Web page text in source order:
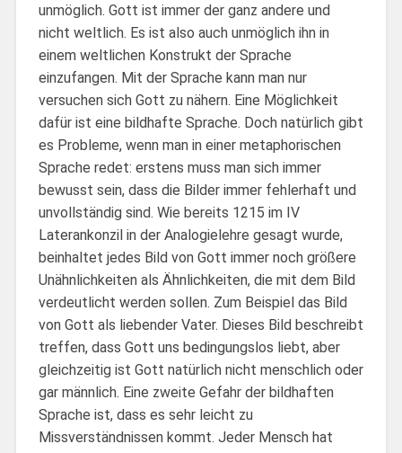
unmöglich. Gott ist immer der ganz andere und
nicht weltlich. Es ist also auch unmöglich ihn in
einem weltlichen Konstrukt der Sprache
einzufangen. Mit der Sprache kann man nur
versuchen sich Gott zu nähern. Eine Möglichkeit
dafür ist eine bildhafte Sprache. Doch natürlich gibt
es Probleme, wenn man in einer metaphorischen
Sprache redet: erstens muss man sich immer
bewusst sein, dass die Bilder immer fehlerhaft und
unvollständig sind. Wie bereits 1215 im IV
Laterankonzil in der Analogielehre gesagt wurde,
beinhaltet jedes Bild von Gott immer noch größere
Unähnlichkeiten als Ähnlichkeiten, die mit dem Bild
verdeutlicht werden sollen. Zum Beispiel das Bild
von Gott als liebender Vater. Dieses Bild beschreibt
treffen, dass Gott uns bedingungslos liebt, aber
gleichzeitig ist Gott natürlich nicht menschlich oder
gar männlich. Eine zweite Gefahr der bildhaften
Sprache ist, dass es sehr leicht zu
Missverständnissen kommt. Jeder Mensch hat